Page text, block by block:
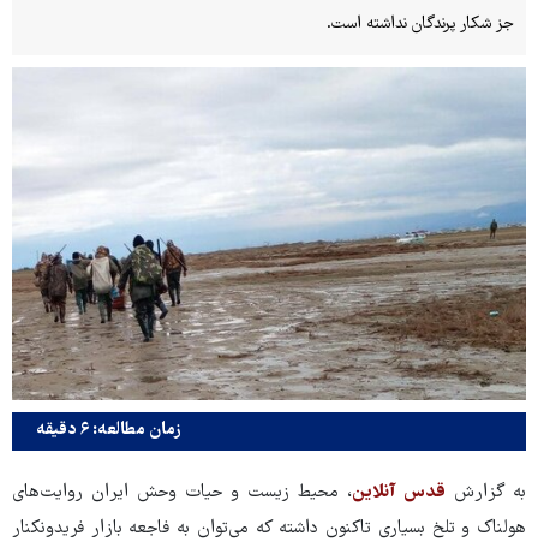
جز شکار پرندگان نداشته است.
زمان مطالعه: ۶ دقیقه
به گزارش قدس آنلاین، محیط زیست و حیات وحش ایران روایت‌های
هولناک و تلخ بسیاری تاکنون داشته که می‌توان به فاجعه بازار فریدونکنار